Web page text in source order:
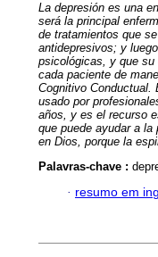
La depresión es una
será la principal
de tratamientos que
antidepresivos; y
psicológicas, y que
cada paciente de
Cognitivo Conductual.
usado por
años, y es el recurso
que puede ayudar a
en Dios, porque la
Palavras-chave :
· resumo em